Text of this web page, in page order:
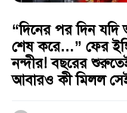
“দিনের পর দিন যদি
শেষ করে…” ফের
নন্দীর! বছরের
আবারও কী মিলল